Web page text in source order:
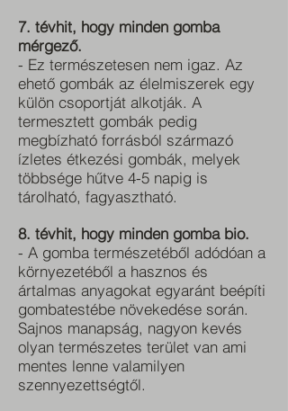
7. tévhit, hogy minden gomba
mérgező.
- Ez természetesen nem igaz. Az
ehető gombák az élelmiszerek egy
külön csoportját alkotják. A
termesztett gombák pedig
megbízható forrásból származó
ízletes étkezési gombák, melyek
többsége hűtve 4-5 napig is
tárolható, fagyasztható.
8. tévhit, hogy minden gomba bio.
- A gomba természetéből adódóan a
környezetéből a hasznos és
ártalmas anyagokat egyaránt beépíti
gombatestébe növekedése során.
Sajnos manapság, nagyon kevés
olyan természetes terület van ami
mentes lenne valamilyen
szennyezettségtől.